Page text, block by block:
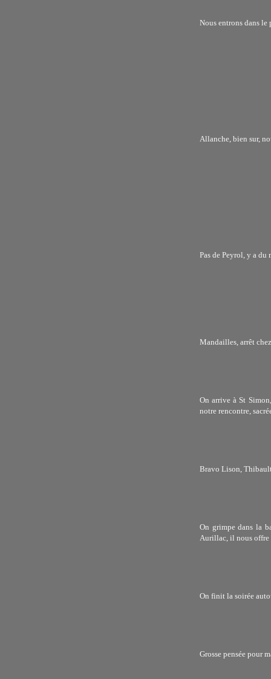
Nous entrons dans
Allanche, bien sur,
Pas de Peyrol, y a
Mandailles, arrêt
On arrive à St
notre rencontre,
Bravo Lison,
On grimpe dans la
Aurillac, il nous offre
On finit la soirée
Grosse pensée pour